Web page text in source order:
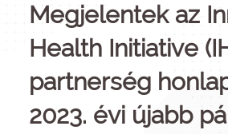
Megjelentek az
Health Initiative
partnerség
2023. évi újabb